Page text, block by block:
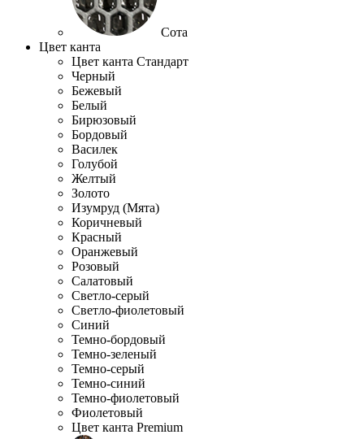
Сота
Цвет канта
Цвет канта Стандарт
Черный
Бежевый
Белый
Бирюзовый
Бордовый
Василек
Голубой
Желтый
Золото
Изумруд (Мята)
Коричневый
Красный
Оранжевый
Розовый
Салатовый
Светло-серый
Светло-фиолетовый
Синий
Темно-бордовый
Темно-зеленый
Темно-серый
Темно-синий
Темно-фиолетовый
Фиолетовый
Цвет канта Premium